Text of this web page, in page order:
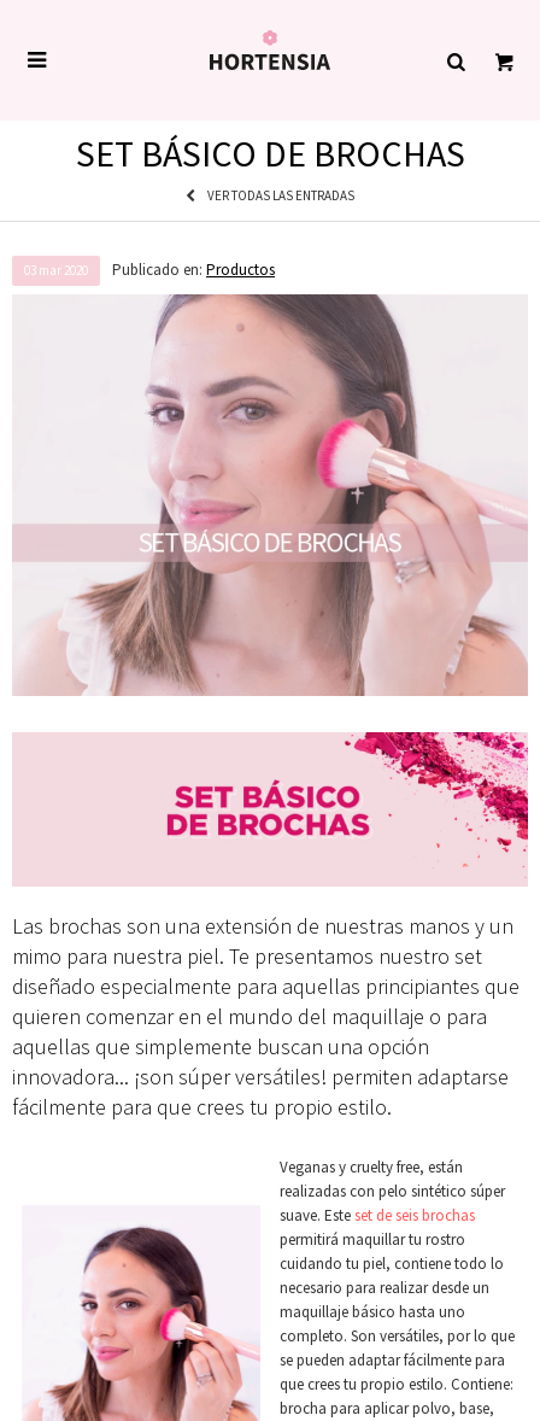

SET BÁSICO DE BROCHAS
VER TODAS LAS ENTRADAS
03 mar 2020 Publicado en: Productos
Las brochas son una extensión de nuestras manos y un
mimo para nuestra piel. Te presentamos nuestro set
diseñado especialmente para aquellas principiantes que
quieren comenzar en el mundo del maquillaje o para
aquellas que simplemente buscan una opción
innovadora... ¡son súper versátiles! permiten adaptarse
fácilmente para que crees tu propio estilo.
Veganas y cruelty free, están
realizadas con pelo sintético súper
suave. Esteset de seis brochas
permitirá maquillar tu rostro
cuidando tu piel, contiene todo lo
necesario para realizar desde un
maquillaje básico hasta uno
completo. Son versátiles, por lo que
se pueden adaptar fácilmente para
que crees tu propio estilo. Contiene:
brocha para aplicar polvo, base,